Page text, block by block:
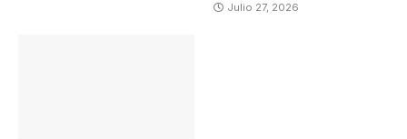
Julio 27, 2026